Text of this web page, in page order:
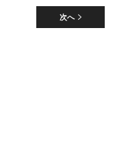
次へ